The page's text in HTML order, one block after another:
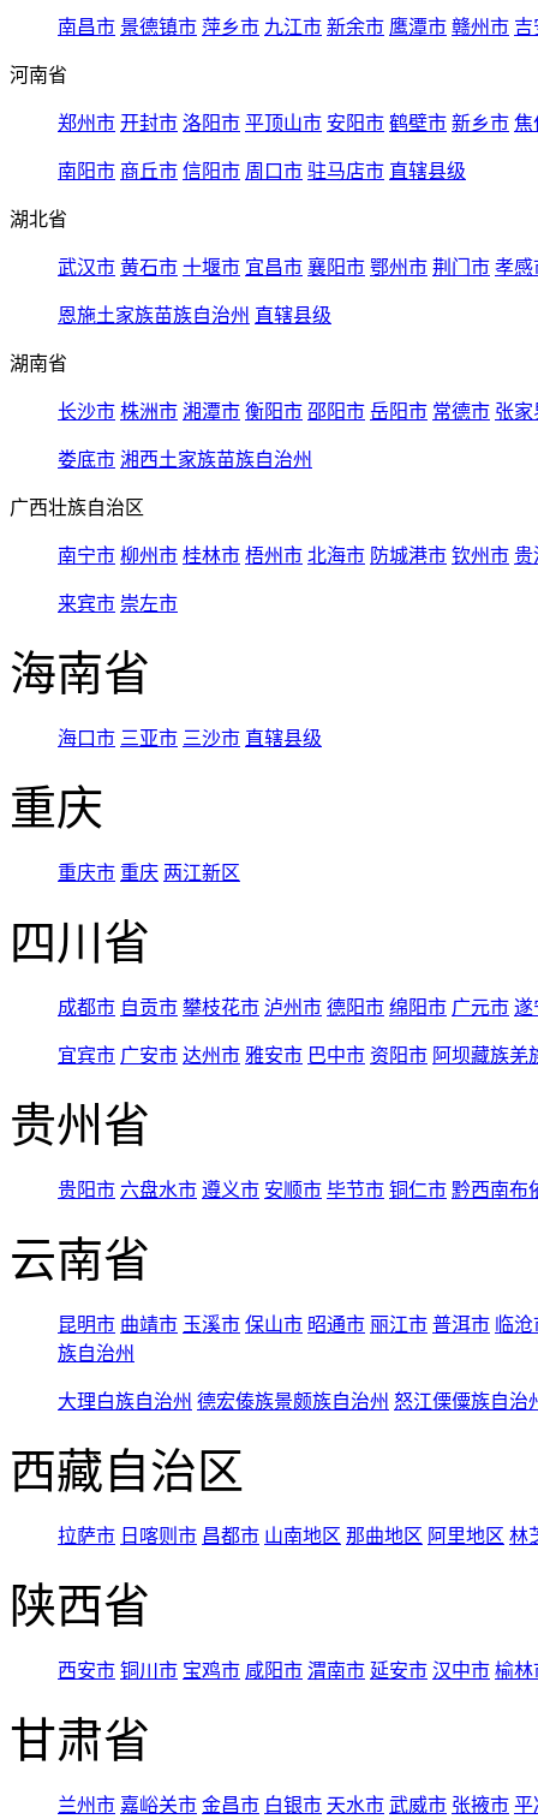
南昌市 景德镇市 萍乡市 九江市 新余市 鹰潭市 赣州市 吉
河南省
郑州市 开封市 洛阳市 平顶山市 安阳市 鹤壁市 新乡市 焦
南阳市 商丘市 信阳市 周口市 驻马店市 直辖县级
湖北省
武汉市 黄石市 十堰市 宜昌市 襄阳市 鄂州市 荆门市 孝感
恩施土家族苗族自治州 直辖县级
湖南省
长沙市 株洲市 湘潭市 衡阳市 邵阳市 岳阳市 常德市 张家
娄底市 湘西土家族苗族自治州
广西壮族自治区
南宁市 柳州市 桂林市 梧州市 北海市 防城港市 钦州市 贵
来宾市 崇左市
海南省
海口市 三亚市 三沙市 直辖县级
重庆
重庆市 重庆 两江新区
四川省
成都市 自贡市 攀枝花市 泸州市 德阳市 绵阳市 广元市 遂
宜宾市 广安市 达州市 雅安市 巴中市 资阳市 阿坝藏族羌
贵州省
贵阳市 六盘水市 遵义市 安顺市 毕节市 铜仁市 黔西南布
云南省
昆明市 曲靖市 玉溪市 保山市 昭通市 丽江市 普洱市 临
族自治州
大理白族自治州 德宏傣族景颇族自治州 怒江傈僳族自治
西藏自治区
拉萨市 日喀则市 昌都市 山南地区 那曲地区 阿里地区 林
陕西省
西安市 铜川市 宝鸡市 咸阳市 渭南市 延安市 汉中市 榆林
甘肃省
兰州市 嘉峪关市 金昌市 白银市 天水市 武威市 张掖市 平